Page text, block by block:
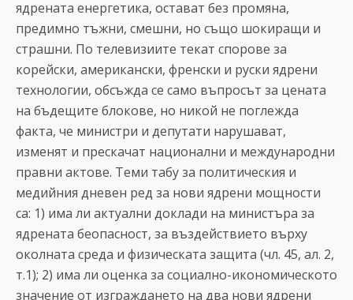
ядрената енергетика, остават без промяна,
предимно тъжни, смешни, но също шокиращи и
страшни. По телевизиите текат спорове за
корейски, американски, френски и руски ядрени
технологии, обсъжда се само въпросът за цената
на бъдещите блокове, но никой не поглежда
факта, че министри и депутати нарушават,
изменят и прескачат национални и международни
правни актове. Теми табу за политическия и
медийния дневен ред за нови ядрени мощности
са: 1) има ли актуални доклади на министъра за
ядрената беопасност, за въздействието върху
околната среда и физическата защита (чл. 45, ал. 2,
т.1); 2) има ли оценка за социално-икономическото
значение от изграждането на два нови ядрени